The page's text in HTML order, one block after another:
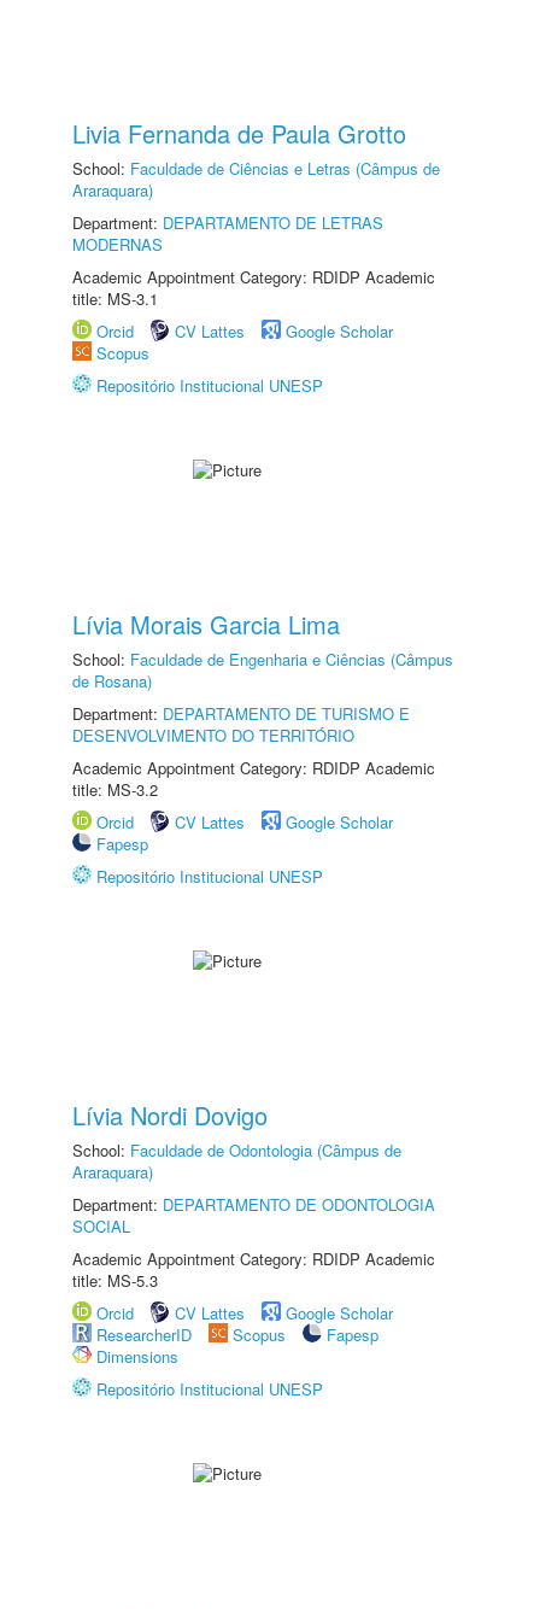
Livia Fernanda de Paula Grotto
School: Faculdade de Ciências e Letras (Câmpus de
Araraquara)
Department: DEPARTAMENTO DE LETRAS
MODERNAS
Academic Appointment Category: RDIDP Academic
title: MS-3.1
Orcid
CV Lattes
Google Scholar
Scopus
Repositório Institucional UNESP
Lívia Morais Garcia Lima
School: Faculdade de Engenharia e Ciências (Câmpus
de Rosana)
Department: DEPARTAMENTO DE TURISMO E
DESENVOLVIMENTO DO TERRITÓRIO
Academic Appointment Category: RDIDP Academic
title: MS-3.2
Orcid
CV Lattes
Google Scholar
Fapesp
Repositório Institucional UNESP
Lívia Nordi Dovigo
School: Faculdade de Odontologia (Câmpus de
Araraquara)
Department: DEPARTAMENTO DE ODONTOLOGIA
SOCIAL
Academic Appointment Category: RDIDP Academic
title: MS-5.3
Orcid
CV Lattes
Google Scholar
ResearcherID
Scopus
Fapesp
Dimensions
Repositório Institucional UNESP